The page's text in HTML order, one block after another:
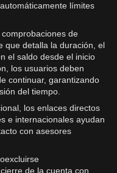
límites
de
que detalla la duración, el
el saldo desde el inicio
los usuarios deben
continuar, garantizando
del tiempo.
los enlaces directos
e internacionales ayudan
con asesores
de la cuenta con